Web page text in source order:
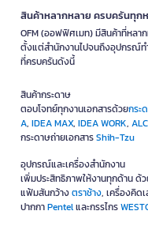
สินค้าหลากหลาย ครบครันทุก
OFM (ออฟฟิศเมท) มีสินค้าที่หล
ตั้งแต่สำนักงานไปจนถึงอุปกรณ์ท
ที่ครบครันดังนี้
สินค้ากระดาษ
ตอบโจทย์ทุกงานเอกสารด้วยกระ
A, IDEA MAX, IDEA WORK,
กระดาษถ่ายเอกสารShih-Tzu
อุปกรณ์และเครื่องสำนักงาน
เพิ่มประสิทธิภาพให้งานทุกด้าน ด้
แฟ้มสันกว้างตราช้าง, เครื่องคิด
ปากกาPentelและกรรไกร